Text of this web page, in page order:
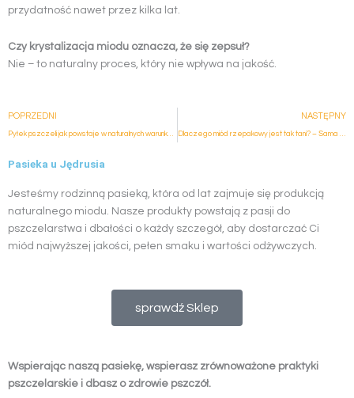
przydatność nawet przez kilka lat.
Czy krystalizacja miodu oznacza, że się zepsuł?
Nie – to naturalny proces, który nie wpływa na jakość.
Prev
POPRZEDNI NASTĘPNY
Pasieka u Jędrusia
Jesteśmy rodzinną pasieką, która od lat zajmuje się produkcją
naturalnego miodu. Nasze produkty powstają z pasji do
pszczelarstwa i dbałości o każdy szczegół, aby dostarczać Ci
miód najwyższej jakości, pełen smaku i wartości odżywczych.
sprawdź Sklep
Wspierając naszą pasiekę, wspierasz zrównoważone praktyki
pszczelarskie i dbasz o zdrowie pszczół.